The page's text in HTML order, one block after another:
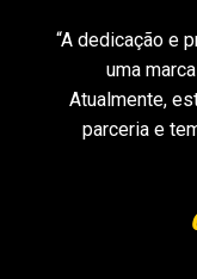
“A dedicação e
uma
Atualmente,
parceria e